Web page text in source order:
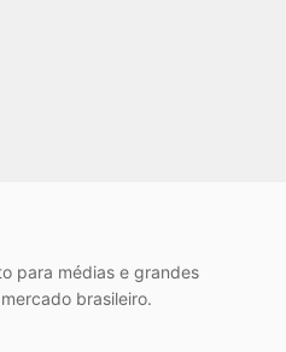
para médias e grandes
brasileiro.